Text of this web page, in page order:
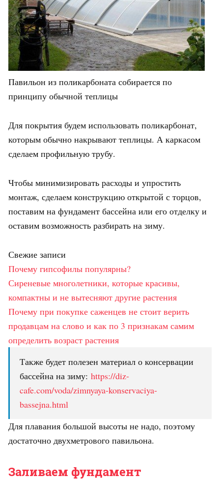
Павильон из поликарбоната собирается по
принципу обычной теплицы
Для покрытия будем использовать поликарбонат,
которым обычно накрывают теплицы. А каркасом
сделаем профильную трубу.
Чтобы минимизировать расходы и упростить
монтаж, сделаем конструкцию открытой с торцов,
поставим на фундамент бассейна или его отделку и
оставим возможность разбирать на зиму.
Свежие записи
Почему гипсофилы популярны?
Сиреневые многолетники, которые красивы,
компактны и не вытесняют другие растения
Почему при покупке саженцев не стоит верить
продавцам на слово и как по 3 признакам самим
определить возраст растения
Также будет полезен материал о консервации
бассейна на зиму: https://diz-
cafe.com/voda/zimnyaya-konservaciya-
bassejna.html
Для плавания большой высоты не надо, поэтому
достаточно двухметрового павильона.
Заливаем фундамент